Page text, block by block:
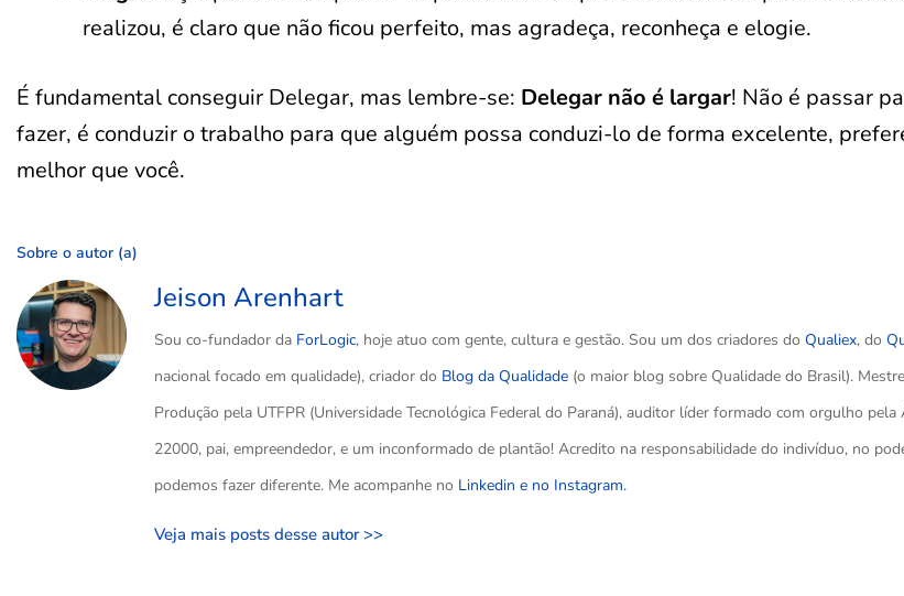
realizou, é claro que não ficou perfeito, mas agradeça, reconheça e elogie.
É fundamental conseguir Delegar, mas lembre-se: Delegar não é largar! Não é passar
fazer, é conduzir o trabalho para que alguém possa conduzi-lo de forma excelente,
melhor que você.
Sobre o autor (a)
Jeison Arenhart
Sou co-fundador da ForLogic, hoje atuo com gente, cultura e gestão. Sou um dos criadores do Qualiex, do
nacional focado em qualidade), criador do Blog da Qualidade (o maior blog sobre Qualidade do Brasil).
Produção pela UTFPR (Universidade Tecnológica Federal do Paraná), auditor líder formado com orgulho pela
22000, pai, empreendedor, e um inconformado de plantão! Acredito na responsabilidade do indivíduo, no
podemos fazer diferente. Me acompanhe no Linkedin e no Instagram.
Veja mais posts desse autor >>